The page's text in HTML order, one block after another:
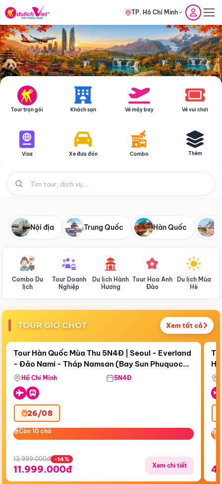
TP. Hồ Chí Minh
Tour trọn gói Khách sạn Vé máy bay Vé vui chơi
Visa Xe đưa đón Combo Thêm
Nội địa Trung Quốc Hàn Quốc
Combo Du
lịch
Tour Doanh
Nghiệp
Du lịch Hành
Hương
Tour Hoa Anh
Đào
Du lịch Mùa
Hè
TOUR GIỜ CHÓT Xem tất cả
Còn19 ngày 08:11:18
Điểm nổi bật
Tour Hàn Quốc Mùa Thu 5N4Đ | Seoul - Everland
- Đảo Nami - Tháp Namsan (Bay Sun Phuquoc
Airways)
Hồ Chí Minh 5N4Đ
26/08
Còn 10 chỗ
Còn 10 chỗ
13.999.000đ -14%
11.999.000đ Xem chi tiết